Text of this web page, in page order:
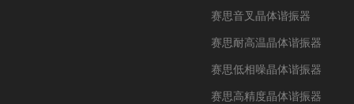
赛思音叉晶体谐振器
赛思耐高温晶体谐振器
赛思低相噪晶体谐振器
赛思高精度晶体谐振器